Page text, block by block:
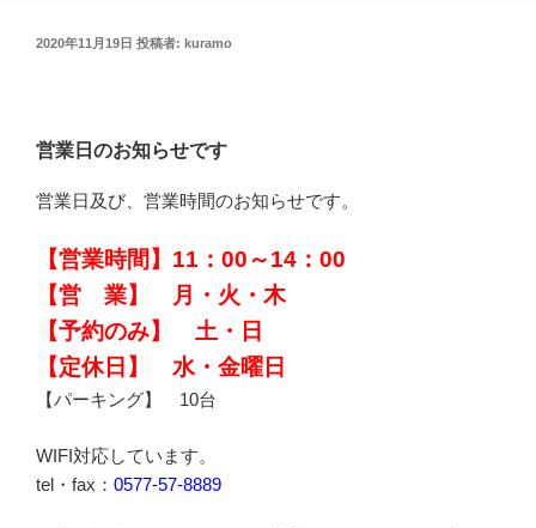
投
2020年11月19日 投稿者: kuramo
営業日のお知らせです
営業日及び、営業時間のお知らせです。
【営業時間】11：00～14：00
【営 業】 月・火・木
【予約のみ】 土・日
【定休日】 水・金曜日
【パーキング】 10台
WIFI対応しています。
tel・fax： 0577-57-8889